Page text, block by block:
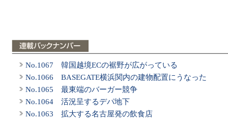
No.1067 韓国越境ECの裾野が広がっている
No.1066 BASEGATE横浜関内の建物配置にうなった
No.1065 最東端のバーガー競争
No.1064 活況呈するデパ地下
No.1063 拡大する名古屋発の飲食店